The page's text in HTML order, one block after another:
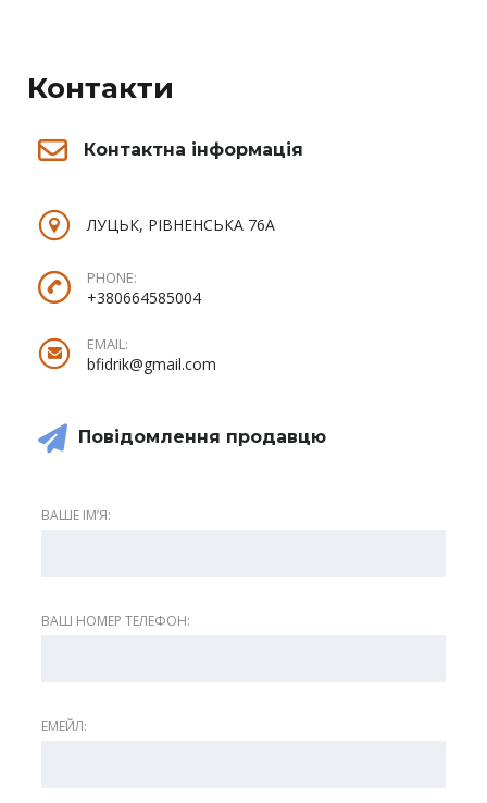
Контакти
Контактна інформація
ЛУЦЬК, РІВНЕНСЬКА 76А
PHONE:
+380664585004
EMAIL:
bfidrik@gmail.com
Повідомлення продавцю
ВАШЕ ІМʼЯ:
ВАШ НОМЕР ТЕЛЕФОН:
ЕМЕЙЛ: